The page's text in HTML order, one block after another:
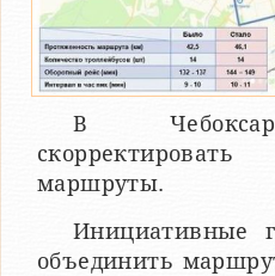
В
маршруты.
Инициативные
объединить